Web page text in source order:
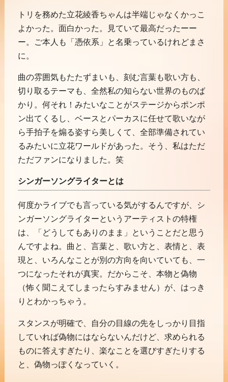
トリを務めた立花綾香ちゃんは半端じゃなくかっこ
よかった。面白かった。見ていて最高だったーー
ー。ご本人も「憑依系」と名乗っているけれどまさ
に。
曲の雰囲気もたたずまいも、刻む言葉も歌い方も、
切り取るテーマも、全然私の知らない世界のものば
かり。何それ！みたいなことがステージからポンポ
ン出てくるし、ベースとパーカスに任せて歌いなが
ら手拍子を煽る姿すら美しくて、全部準備されてい
るみたいに立花ワールドがあった。そう、私はただ
ただファンになりました。笑
シンガーソングライターとは
何度かライブでも言っている気がするんですが、シ
ンガーソングライターというアーティストの特権
は、「どうしてもありのまま」ということだと思う
んですよね。曲と、言葉と、歌い方と、表情と、表
現と、いろんなことが別の方向を向いていても、一
つになったそれが真実。だからこそ、本物と偽物
（怖く聞こえてしまったらすみません）が、はっき
りとわかっちゃう。
スタンスが明確で、自分の目線の先をしっかり目指
していれば偽物にはならないんだけど、求められる
ものに答えすぎたり、楽なことを選びすぎたりする
と、偽物っぽくなっていく。